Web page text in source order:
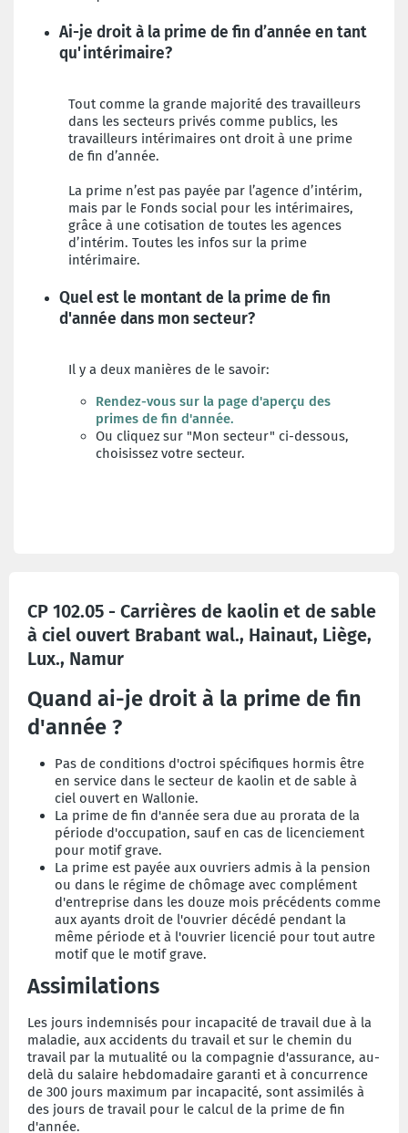
Ai-je droit à la prime de fin d’année en tant
qu'intérimaire?
Tout comme la grande majorité des travailleurs
dans les secteurs privés comme publics, les
travailleurs intérimaires ont droit à une prime
de fin d’année.
La prime n’est pas payée par l’agence d’intérim,
mais par le Fonds social pour les intérimaires,
grâce à une cotisation de toutes les agences
d’intérim. Toutes les infos sur la prime
intérimaire.
Quel est le montant de la prime de fin
d'année dans mon secteur?
Il y a deux manières de le savoir:
Rendez-vous sur la page d'aperçu des
primes de fin d'année.
Ou cliquez sur "Mon secteur" ci-dessous,
choisissez votre secteur.
CP 102.05 - Carrières de kaolin et de sable
à ciel ouvert Brabant wal., Hainaut, Liège,
Lux., Namur
Quand ai-je droit à la prime de fin
d'année ?
Pas de conditions d'octroi spécifiques hormis être
en service dans le secteur de kaolin et de sable à
ciel ouvert en Wallonie.
La prime de fin d'année sera due au prorata de la
période d'occupation, sauf en cas de licenciement
pour motif grave.
La prime est payée aux ouvriers admis à la pension
ou dans le régime de chômage avec complément
d'entreprise dans les douze mois précédents comme
aux ayants droit de l'ouvrier décédé pendant la
même période et à l'ouvrier licencié pour tout autre
motif que le motif grave.
Assimilations
Les jours indemnisés pour incapacité de travail due à la
maladie, aux accidents du travail et sur le chemin du
travail par la mutualité ou la compagnie d'assurance, au-
delà du salaire hebdomadaire garanti et à concurrence
de 300 jours maximum par incapacité, sont assimilés à
des jours de travail pour le calcul de la prime de fin
d'année.